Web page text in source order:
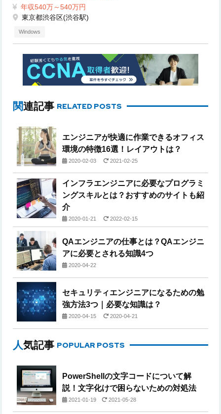
年収540万～540万円
東京都渋谷区(渋谷駅)
Windows
関連記事 RELATED POSTS
エンジニアが快適に作業できるオフィス
環境の特徴16選！レイアウトは？
2020-02-03 2021-02-25
インフラエンジニアに必要なプログラミ
ングスキルとは？おすすめのサイトも紹
介
2020-01-21 2022-02-15
QAエンジニアの仕事とは？QAエンジニ
アに必要とされる知識4つ
2020-04-22
セキュリティエンジニアになるための勉
強方法3つ｜必要な知識は？
2020-04-15 2020-04-21
人気記事 POPULAR POSTS
PowerShellの文字コードについて解
説！文字化けで困らないための対処法
2021-01-19 2021-05-28